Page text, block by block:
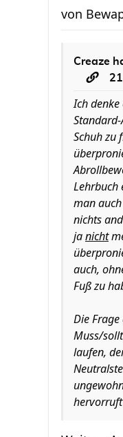
von
Creaze
Ich denke
Schuh zu
Lehrbuch
man
nichts
janicht
auch,
Fuß zu
Die
Muss/
laufen,
hervorruft